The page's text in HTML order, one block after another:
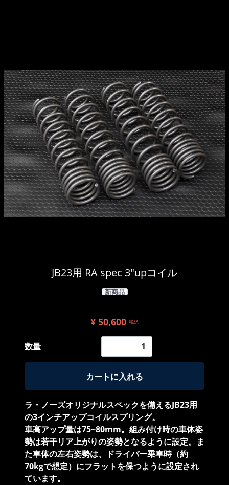
JB23用 RA spec 3"upコイル
新商品
¥ 50,600 税込
数量
カートに入れる
ラ・ノーズオリジナルスペックを備えるJB23用
の3インチアップコイルスプリング。
車高アップ量は75~80mm。組み付け時の車体姿
勢は若干リア上がりの姿勢となるように設定。ま
た車体の左右姿勢は、ドライバー乗車時（約
70kgで想定）にフラットを保つように設定され
ています。